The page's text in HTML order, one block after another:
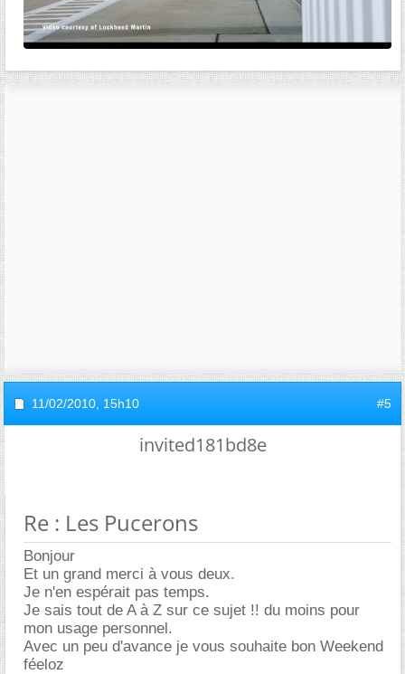
11/02/2010, 15h10 #5
invited181bd8e
Re : Les Pucerons
Bonjour
Et un grand merci à vous deux.
Je n'en espérait pas temps.
Je sais tout de A à Z sur ce sujet !! du moins pour
mon usage personnel.
Avec un peu d'avance je vous souhaite bon Weekend
féeloz